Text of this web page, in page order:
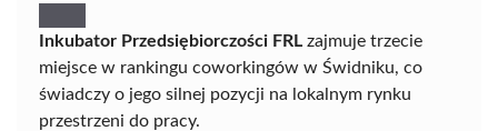
Inkubator Przedsiębiorczości FRL zajmuje trzecie
miejsce w rankingu coworkingów w Świdniku, co
świadczy o jego silnej pozycji na lokalnym rynku
przestrzeni do pracy.